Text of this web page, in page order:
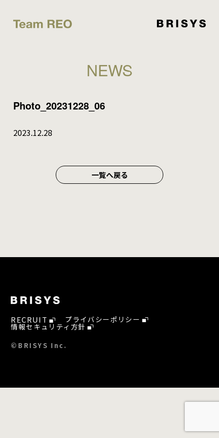
NEWS
Photo_20231228_06
2023.12.28
一覧へ戻る
RECRUIT プライバシーポリシー
情報セキュリティ方針
©BRISYS Inc.